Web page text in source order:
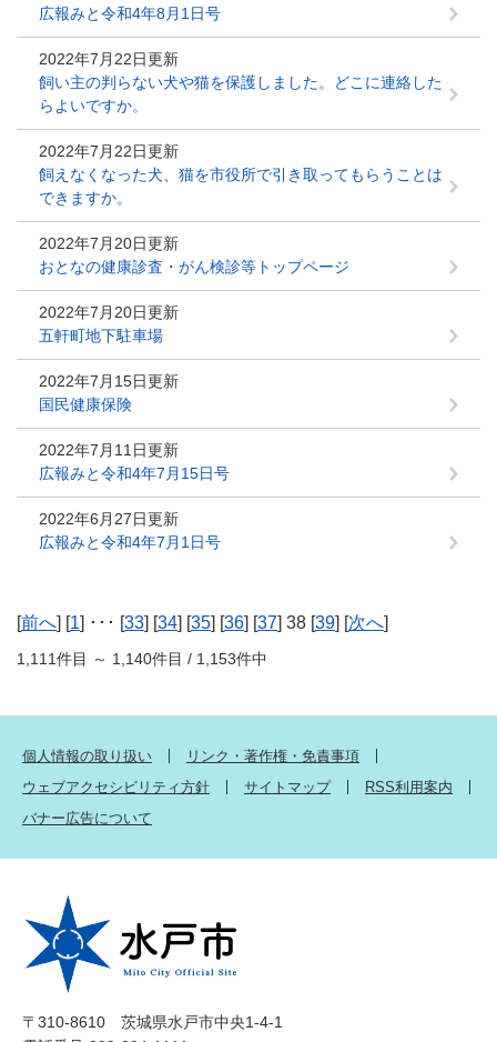
広報みと令和4年8月1日号
2022年7月22日更新
飼い主の判らない犬や猫を保護しました。どこに連絡した
らよいですか。
2022年7月22日更新
飼えなくなった犬、猫を市役所で引き取ってもらうことは
できますか。
2022年7月20日更新
おとなの健康診査・がん検診等トップページ
2022年7月20日更新
五軒町地下駐車場
2022年7月15日更新
国民健康保険
2022年7月11日更新
広報みと令和4年7月15日号
2022年6月27日更新
広報みと令和4年7月1日号
[前へ] [1] ･･･ [33] [34] [35] [36] [37] 38 [39] [次へ]
1,111件目 ～ 1,140件目 / 1,153件中
個人情報の取り扱い
リンク・著作権・免責事項
ウェブアクセシビリティ方針
サイトマップ
RSS利用案内
バナー広告について
〒310-8610 茨城県水戸市中央1-4-1